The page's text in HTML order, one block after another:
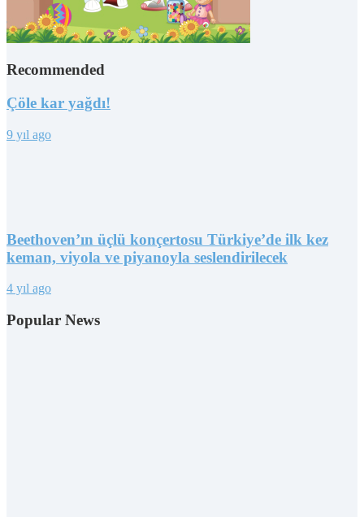
Recommended
Çöle kar yağdı!
9 yıl ago
Beethoven’ın üçlü konçertosu Türkiye’de ilk kez
keman, viyola ve piyanoyla seslendirilecek
4 yıl ago
Popular News